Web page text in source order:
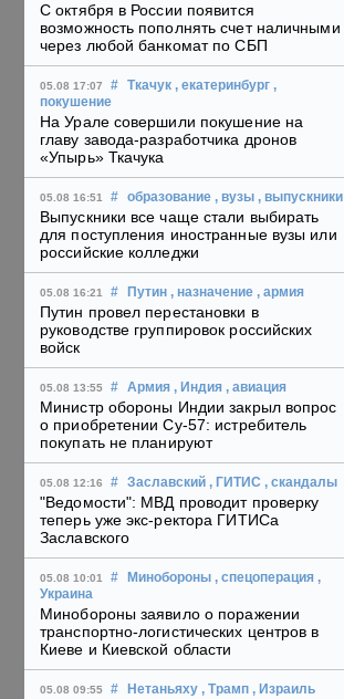
С октября в России появится
возможность пополнять счет наличными
через любой банкомат по СБП
05.08 17:07 # Ткачук , екатеринбург ,
покушение
На Урале совершили покушение на
главу завода-разработчика дронов
«Упырь» Ткачука
05.08 16:51 # образование , вузы , выпускники
Выпускники все чаще стали выбирать
для поступления иностранные вузы или
российские колледжи
05.08 16:21 # Путин , назначение , армия
Путин провел перестановки в
руководстве группировок российских
войск
05.08 13:55 # Армия , Индия , авиация
Министр обороны Индии закрыл вопрос
о приобретении Су-57: истребитель
покупать не планируют
05.08 12:16 # Заславский , ГИТИС , скандалы
"Ведомости": МВД проводит проверку
теперь уже экс-ректора ГИТИСа
Заславского
05.08 10:01 # Минобороны , спецоперация ,
Украина
Минобороны заявило о поражении
транспортно-логистических центров в
Киеве и Киевской области
05.08 09:55 # Нетаньяху , Трамп , Израиль